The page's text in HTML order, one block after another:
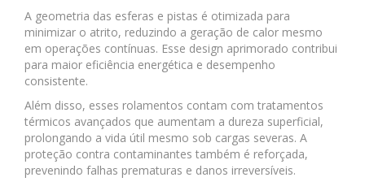
A geometria das esferas e pistas é otimizada para
minimizar o atrito, reduzindo a geração de calor mesmo
em operações contínuas. Esse design aprimorado contribui
para maior eficiência energética e desempenho
consistente.
Além disso, esses rolamentos contam com tratamentos
térmicos avançados que aumentam a dureza superficial,
prolongando a vida útil mesmo sob cargas severas. A
proteção contra contaminantes também é reforçada,
prevenindo falhas prematuras e danos irreversíveis.